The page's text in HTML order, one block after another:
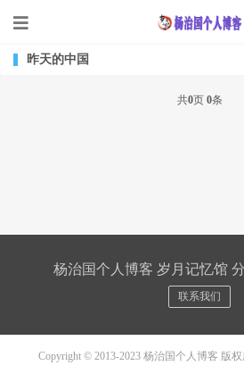
昨天的中国
共0页 0条
杨治国个人博客 岁月记忆馆
联系我们
Copyright © 2013-2023 杨治国个人博客 版